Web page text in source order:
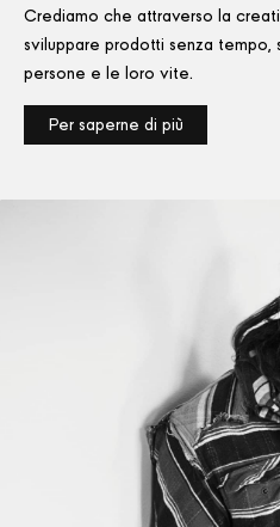
Crediamo che attraverso la
sviluppare prodotti senza
persone e le loro vite.
Per saperne di più